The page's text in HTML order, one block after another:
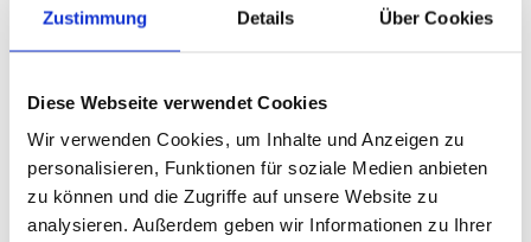
Zustimmung Details Über Cookies
Diese Webseite verwendet Cookies
Wir verwenden Cookies, um Inhalte und Anzeigen zu
personalisieren, Funktionen für soziale Medien anbieten
zu können und die Zugriffe auf unsere Website zu
analysieren. Außerdem geben wir Informationen zu Ihrer